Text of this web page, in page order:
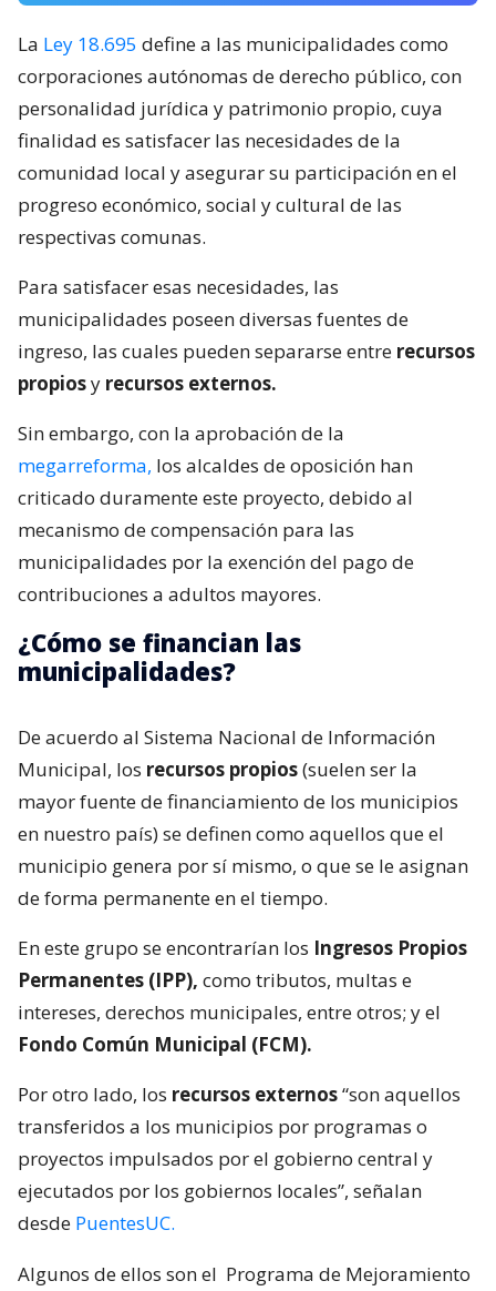
La Ley 18.695 define a las municipalidades como
corporaciones autónomas de derecho público, con
personalidad jurídica y patrimonio propio, cuya
finalidad es satisfacer las necesidades de la
comunidad local y asegurar su participación en el
progreso económico, social y cultural de las
respectivas comunas.
Para satisfacer esas necesidades, las
municipalidades poseen diversas fuentes de
ingreso, las cuales pueden separarse entre recursos
propiosy recursos externos.
Sin embargo, con la aprobación de la
megarreforma, los alcaldes de oposición han
criticado duramente este proyecto, debido al
mecanismo de compensación para las
municipalidades por la exención del pago de
contribuciones a adultos mayores.
¿Cómo se financian las
municipalidades?
De acuerdo al Sistema Nacional de Información
Municipal, los recursos propios(suelen ser la
mayor fuente de financiamiento de los municipios
en nuestro país) se definen como aquellos que el
municipio genera por sí mismo, o que se le asignan
de forma permanente en el tiempo.
En este grupo se encontrarían los Ingresos Propios
Permanentes (IPP), como tributos, multas e
intereses, derechos municipales, entre otros; y el
Fondo Común Municipal (FCM).
Por otro lado, los recursos externos“son aquellos
transferidos a los municipios por programas o
proyectos impulsados por el gobierno central y
ejecutados por los gobiernos locales”, señalan
desde PuentesUC.
Algunos de ellos son el Programa de Mejoramiento